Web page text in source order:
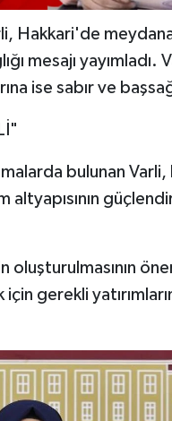
Hakkari'de
mesajı yayımladı.
ise sabır ve
bulunan
altyapısının
oluşturulmasının
için gerekli